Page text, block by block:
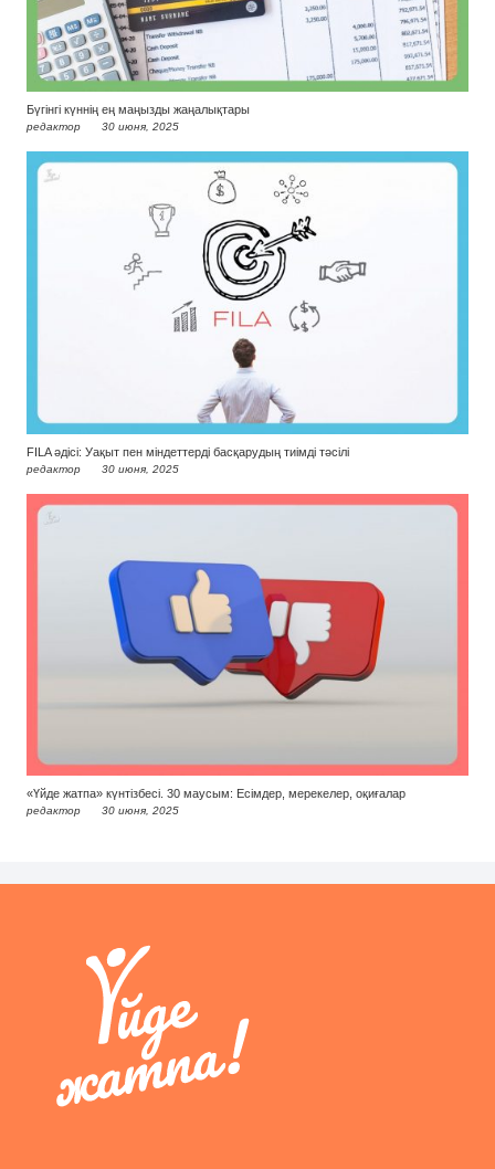
Бүгінгі күннің ең маңызды жаңалықтары
редактор 30 июня, 2025
FILA әдісі: Уақыт пен міндеттерді басқарудың тиімді тәсілі
редактор 30 июня, 2025
«Үйде жатпа» күнтізбесі. 30 маусым: Есімдер, мерекелер, оқиғалар
редактор 30 июня, 2025